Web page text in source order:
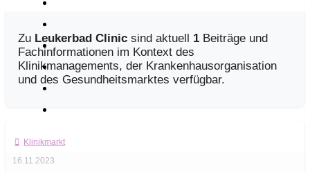
Zu Leukerbad Clinic sind aktuell 1 Beiträge und
Fachinformationen im Kontext des
Klinikmanagements, der Krankenhausorganisation
und des Gesundheitsmarktes verfügbar.
Klinikmarkt
16.11.2023